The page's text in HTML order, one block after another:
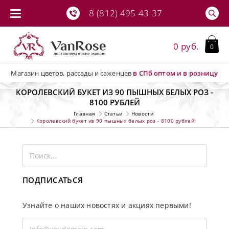
8 (812) 495-43-37
Магазин цветов, рассады и саженцев в СПбоптом и в розницу
0 руб. 0
КОРОЛЕВСКИЙ БУКЕТ ИЗ 90 ПЫШНЫХ БЕЛЫХ РОЗ -
8100 РУБЛЕЙ
Главная Статьи
Новости
Королевский букет из 90 пышных белых роз - 8100 рублей!
ПОДПИСАТЬСЯ
Узнайте о наших новостях и акциях первыми!